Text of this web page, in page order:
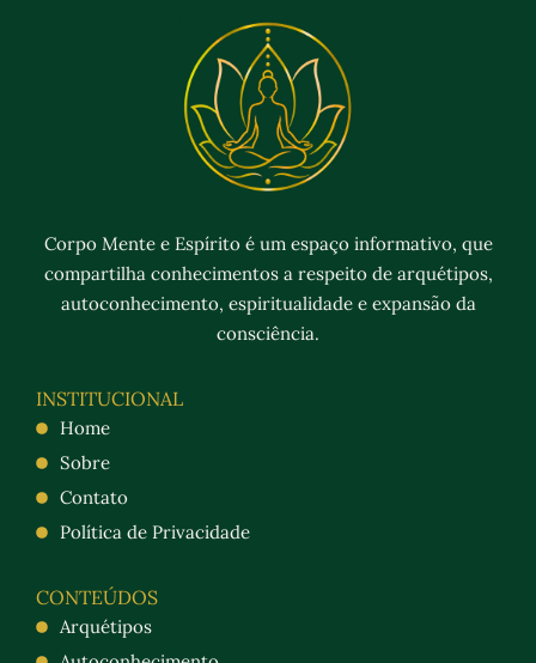
Corpo Mente e Espírito é um espaço informativo, que
compartilha conhecimentos a respeito de arquétipos,
autoconhecimento, espiritualidade e expansão da
consciência.
INSTITUCIONAL
Home
Sobre
Contato
Política de Privacidade
CONTEÚDOS
Arquétipos